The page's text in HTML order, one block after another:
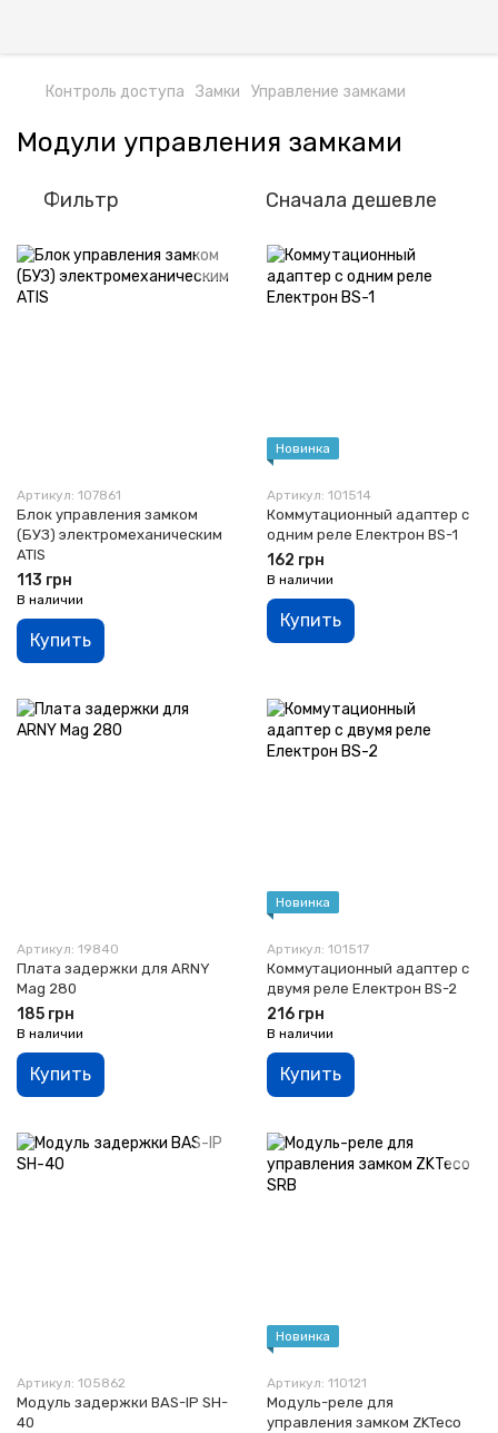
Контроль доступа Замки Управление замками
Модули управления замками
Фильтр Сначала дешевле
Артикул: 107861
Блок управления замком
(БУЗ) электромеханическим
ATIS
113 грн
В наличии
Купить
Новинка
Артикул: 101514
Коммутационный адаптер с
одним реле Електрон BS-1
162 грн
В наличии
Купить
Артикул: 19840
Плата задержки для ARNY
Mag 280
185 грн
В наличии
Купить
Новинка
Артикул: 101517
Коммутационный адаптер с
двумя реле Електрон BS-2
216 грн
В наличии
Купить
Артикул: 105862
Модуль задержки BAS-IP SH-
40
Новинка
Артикул: 110121
Модуль-реле для
управления замком ZKTeco